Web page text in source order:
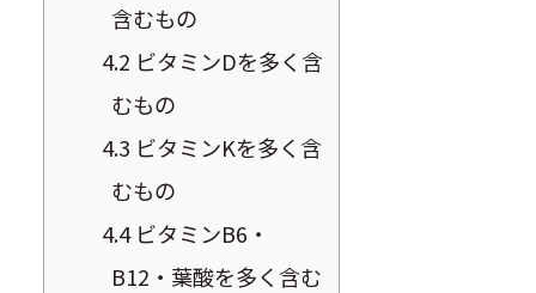
含むもの
4.2 ビタミンDを多く含
むもの
4.3 ビタミンKを多く含
むもの
4.4ビタミンB6・
B12・葉酸を多く含む